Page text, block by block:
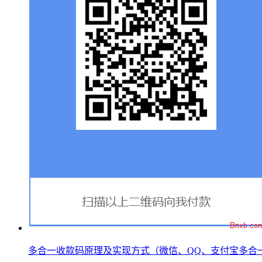
多合一收款码原理及实现方式（微信、QQ、支付宝多合